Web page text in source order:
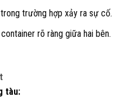
trường hợp xảy ra sự cố.
rõ ràng giữa hai bên.
tàu: